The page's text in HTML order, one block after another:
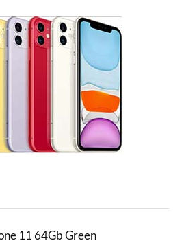
11 64Gb Green